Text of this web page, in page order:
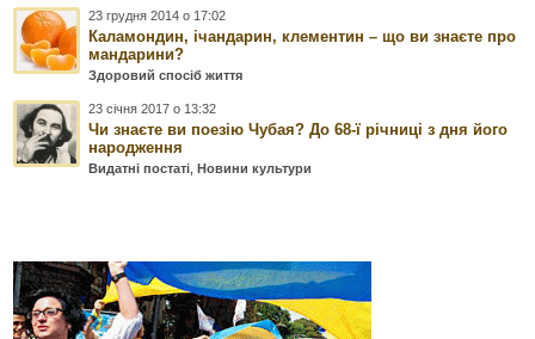
23 грудня 2014 о 17:02
Каламондин, ічандарин, клементин – що ви знаєте про
мандарини?
Здоровий спосіб життя
23 січня 2017 о 13:32
Чи знаєте ви поезію Чубая? До 68-ї річниці з дня його
народження
Видатні постаті ,Новини культури